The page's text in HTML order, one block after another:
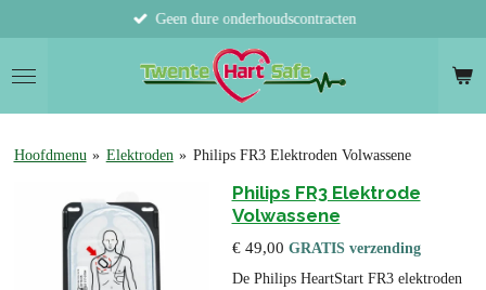
direct
naar
de
hoofdinhoud
Geen dure onderhoudscontracten
Hoofdmenu » Elektroden » Philips FR3 Elektroden Volwassene
Philips FR3 Elektrode
Volwassene
€ 49,00 GRATIS verzending
De Philips HeartStart FR3 elektroden